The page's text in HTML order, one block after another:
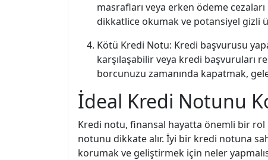
masrafları veya erken ödeme
dikkatlice okumak ve potansiyel gizli
Kötü Kredi Notu: Kredi başvurusu
karşılaşabilir veya kredi başvuruları
borcunuzu zamanında kapatmak,
İdeal Kredi Notunu
Kredi notu, finansal hayatta önemli bir rol
notunu dikkate alır. İyi bir kredi notuna
korumak ve geliştirmek için neler